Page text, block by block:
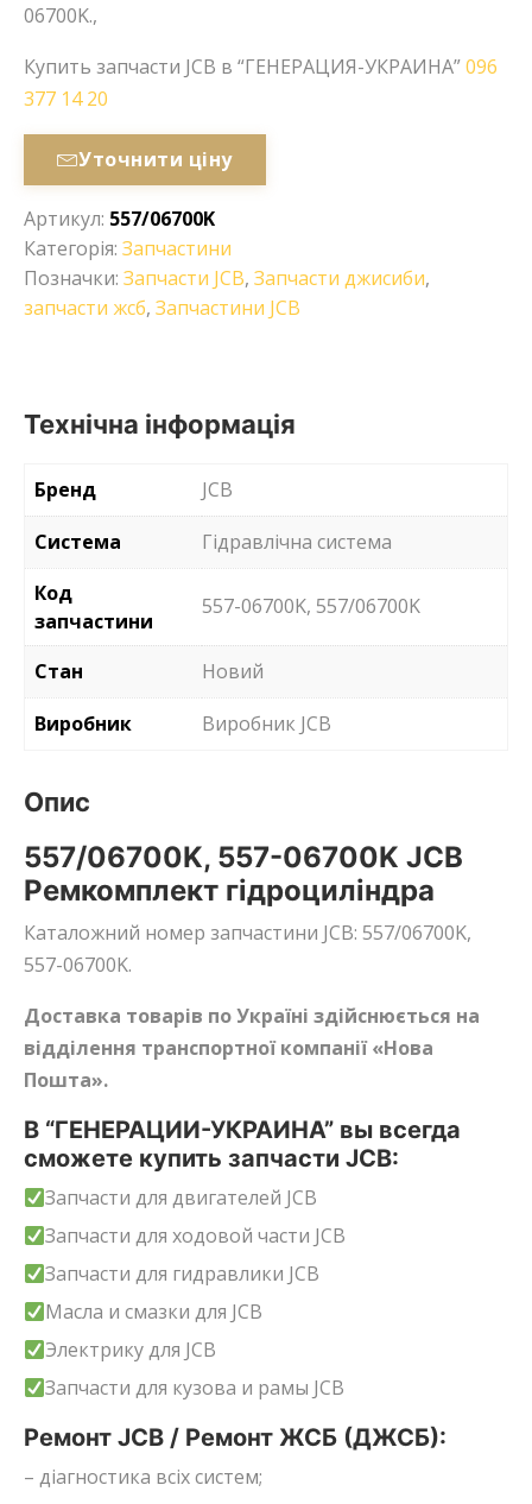
06700K.,
Купить запчасти JCB в “ГЕНЕРАЦИЯ-УКРАИНА”096
377 14 20
Уточнити ціну
Артикул: 557/06700K
Категорія: Запчастини
Позначки: Запчасти JCB, Запчасти джисиби,
запчасти жсб, Запчастини JCB
Технічна інформація
Бренд
JCB
Система
Гідравлічна система
Код
запчастини
557-06700K, 557/06700K
Стан
Новий
Виробник
Виробник JCB
Опис
557/06700K, 557-06700K JCB
Ремкомплект гідроциліндра
Каталожний номер запчастини JCB: 557/06700K,
557-06700K.
Доставка товарів по Україні здійснюється на
відділення транспортної компанії «Нова
Пошта».
В “ГЕНЕРАЦИИ-УКРАИНА” вы всегда
сможете купить запчасти JCB:
Запчасти для двигателей JCB
Запчасти для ходовой части JCB
Запчасти для гидравлики JCB
Масла и смазки для JCB
Электрику для JCB
Запчасти для кузова и рамы JCB
Ремонт JCB / Ремонт ЖСБ (ДЖСБ):
– діагностика всіх систем;